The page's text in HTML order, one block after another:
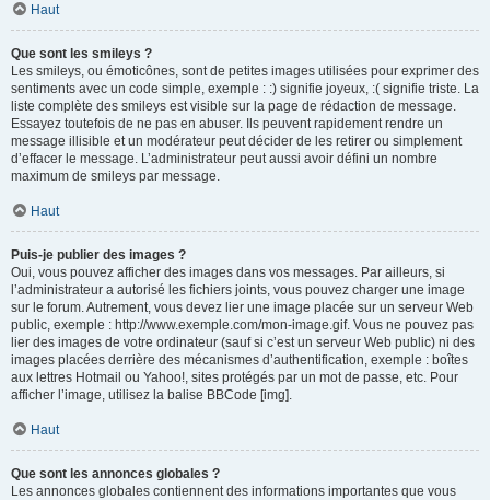
Haut
Que sont les smileys ?
Les smileys, ou émoticônes, sont de petites images utilisées pour exprimer des
sentiments avec un code simple, exemple : :) signifie joyeux, :( signifie triste. La
liste complète des smileys est visible sur la page de rédaction de message.
Essayez toutefois de ne pas en abuser. Ils peuvent rapidement rendre un
message illisible et un modérateur peut décider de les retirer ou simplement
d’effacer le message. L’administrateur peut aussi avoir défini un nombre
maximum de smileys par message.
Haut
Puis-je publier des images ?
Oui, vous pouvez afficher des images dans vos messages. Par ailleurs, si
l’administrateur a autorisé les fichiers joints, vous pouvez charger une image
sur le forum. Autrement, vous devez lier une image placée sur un serveur Web
public, exemple : http://www.exemple.com/mon-image.gif. Vous ne pouvez pas
lier des images de votre ordinateur (sauf si c’est un serveur Web public) ni des
images placées derrière des mécanismes d’authentification, exemple : boîtes
aux lettres Hotmail ou Yahoo!, sites protégés par un mot de passe, etc. Pour
afficher l’image, utilisez la balise BBCode [img].
Haut
Que sont les annonces globales ?
Les annonces globales contiennent des informations importantes que vous